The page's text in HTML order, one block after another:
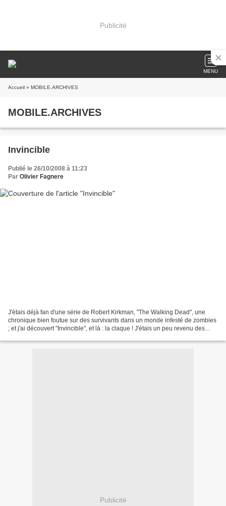
Publicité
MENU
Accueil » MOBILE.ARCHIVES
MOBILE.ARCHIVES
Invincible
Publié le 26/10/2008 à 11:23
Par Olivier Fagnere
J'étais déjà fan d'une série de Robert Kirkman, "The Walking Dead", une
chronique bien foutue sur des survivants dans un monde infesté de zombies
; et j'ai découvert "Invincible", et là : la claque ! J'étais un peu revenu des
Publicité